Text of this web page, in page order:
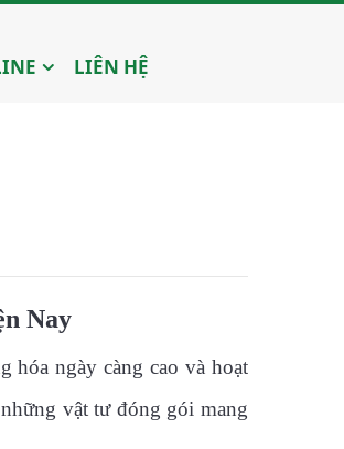
LIÊN HỆ
Nay
hóa ngày càng cao và hoạt
vật tư đóng gói mang